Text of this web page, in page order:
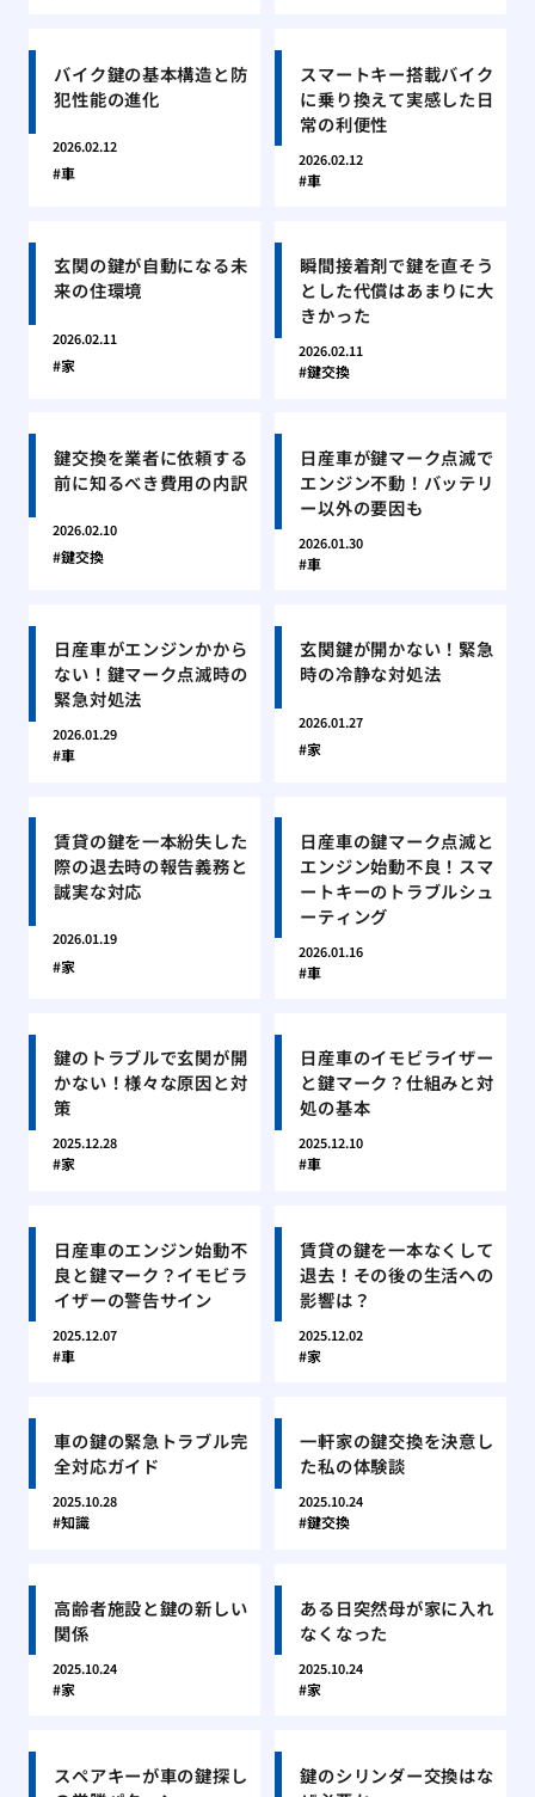
バイク鍵の基本構造と防
犯性能の進化
2026.02.12
車
スマートキー搭載バイク
に乗り換えて実感した日
常の利便性
2026.02.12
車
玄関の鍵が自動になる未
来の住環境
2026.02.11
家
瞬間接着剤で鍵を直そう
とした代償はあまりに大
きかった
2026.02.11
鍵交換
鍵交換を業者に依頼する
前に知るべき費用の内訳
2026.02.10
鍵交換
日産車が鍵マーク点滅で
エンジン不動！バッテリ
ー以外の要因も
2026.01.30
車
日産車がエンジンかから
ない！鍵マーク点滅時の
緊急対処法
2026.01.29
車
玄関鍵が開かない！緊急
時の冷静な対処法
2026.01.27
家
賃貸の鍵を一本紛失した
際の退去時の報告義務と
誠実な対応
2026.01.19
家
日産車の鍵マーク点滅と
エンジン始動不良！スマ
ートキーのトラブルシュ
ーティング
2026.01.16
車
鍵のトラブルで玄関が開
かない！様々な原因と対
策
2025.12.28
家
日産車のイモビライザー
と鍵マーク？仕組みと対
処の基本
2025.12.10
車
日産車のエンジン始動不
良と鍵マーク？イモビラ
イザーの警告サイン
2025.12.07
車
賃貸の鍵を一本なくして
退去！その後の生活への
影響は？
2025.12.02
家
車の鍵の緊急トラブル完
全対応ガイド
2025.10.28
知識
一軒家の鍵交換を決意し
た私の体験談
2025.10.24
鍵交換
高齢者施設と鍵の新しい
関係
2025.10.24
家
ある日突然母が家に入れ
なくなった
2025.10.24
家
スペアキーが車の鍵探し
鍵のシリンダー交換はな